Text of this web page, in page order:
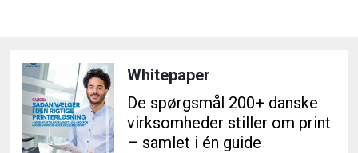
Whitepaper
De spørgsmål 200+ danske
virksomheder stiller om print
– samlet i én guide